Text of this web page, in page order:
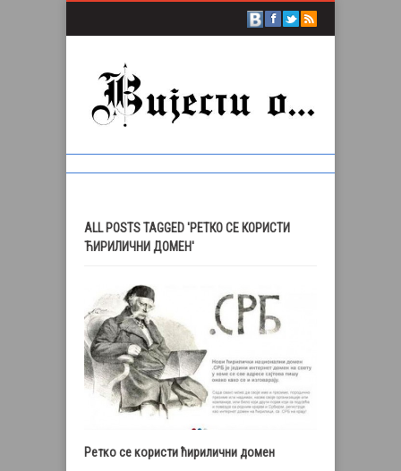
ALL POSTS TAGGED 'РЕТКО СЕ КОРИСТИ
ЋИРИЛИЧНИ ДОМЕН'
Ретко се користи ћирилични домен